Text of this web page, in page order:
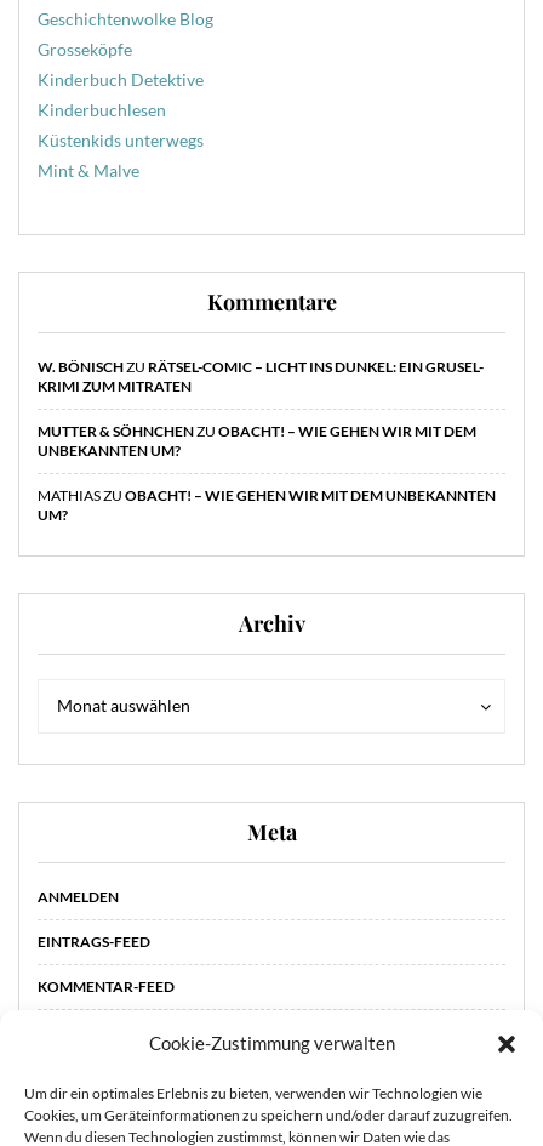
Cookie-Zustimmung verwalten
Um dir ein optimales Erlebnis zu bieten, verwenden wir Technologien wie
Cookies, um Geräteinformationen zu speichern und/oder darauf zuzugreifen.
Wenn du diesen Technologien zustimmst, können wir Daten wie das
Geschichtenwolke Blog
Grosseköpfe
Kinderbuch Detektive
Kinderbuchlesen
Küstenkids unterwegs
Mint & Malve
Kommentare
W. BÖNISCHZU RÄTSEL-COMIC – LICHT INS DUNKEL: EIN GRUSEL-
KRIMI ZUM MITRATEN
MUTTER & SÖHNCHENZU OBACHT! – WIE GEHEN WIR MIT DEM
UNBEKANNTEN UM?
MATHIASZU OBACHT! – WIE GEHEN WIR MIT DEM UNBEKANNTEN
UM?
Archiv
Monat auswählen
Meta
ANMELDEN
EINTRAGS-FEED
KOMMENTAR-FEED